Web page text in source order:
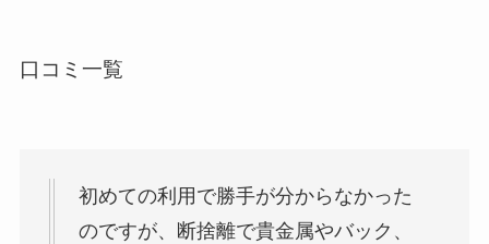
口コミ一覧
初めての利用で勝手が分からなかった
のですが、断捨離で貴金属やバック、